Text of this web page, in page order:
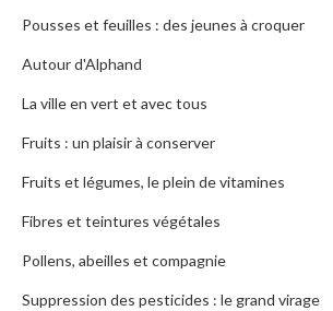
Pousses et feuilles : des jeunes à croquer
Autour d'Alphand
La ville en vert et avec tous
Fruits : un plaisir à conserver
Fruits et légumes, le plein de vitamines
Fibres et teintures végétales
Pollens, abeilles et compagnie
Suppression des pesticides : le grand virage